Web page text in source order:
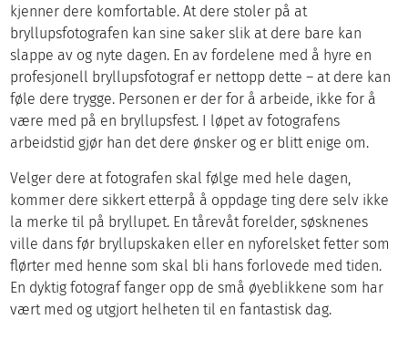
kjenner dere komfortable. At dere stoler på at
bryllupsfotografen kan sine saker slik at dere bare kan
slappe av og nyte dagen. En av fordelene med å hyre en
profesjonell bryllupsfotograf er nettopp dette – at dere kan
føle dere trygge. Personen er der for å arbeide, ikke for å
være med på en bryllupsfest. I løpet av fotografens
arbeidstid gjør han det dere ønsker og er blitt enige om.
Velger dere at fotografen skal følge med hele dagen,
kommer dere sikkert etterpå å oppdage ting dere selv ikke
la merke til på bryllupet. En tårevåt forelder, søsknenes
ville dans før bryllupskaken eller en nyforelsket fetter som
flørter med henne som skal bli hans forlovede med tiden.
En dyktig fotograf fanger opp de små øyeblikkene som har
vært med og utgjort helheten til en fantastisk dag.